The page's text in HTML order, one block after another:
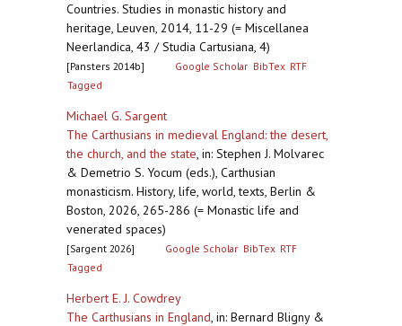
Countries. Studies in monastic history and
heritage, Leuven, 2014, 11-29 (= Miscellanea
Neerlandica, 43 / Studia Cartusiana, 4)
[Pansters 2014b] Google Scholar BibTex RTF
Tagged
Michael G. Sargent
The Carthusians in medieval England: the desert,
the church, and the state, in: Stephen J. Molvarec
& Demetrio S. Yocum (eds.), Carthusian
monasticism. History, life, world, texts, Berlin &
Boston, 2026, 265-286 (= Monastic life and
venerated spaces)
[Sargent 2026] Google Scholar BibTex RTF
Tagged
Herbert E. J. Cowdrey
The Carthusians in England, in: Bernard Bligny &